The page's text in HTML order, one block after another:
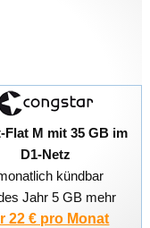
Flat M mit 35 GB im
D1-Netz
kündbar
Jahr 5 GB mehr
22 € pro Monat